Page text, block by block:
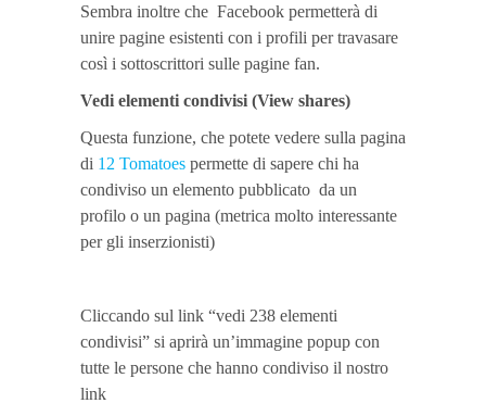
Sembra inoltre che Facebook permetterà di
unire pagine esistenti con i profili per travasare
così i sottoscrittori sulle pagine fan.
Vedi elementi condivisi (View shares)
Questa funzione, che potete vedere sulla pagina
di 12 Tomatoes permette di sapere chi ha
condiviso un elemento pubblicato da un
profilo o un pagina (metrica molto interessante
per gli inserzionisti)
Cliccando sul link “vedi 238 elementi
condivisi” si aprirà un’immagine popup con
tutte le persone che hanno condiviso il nostro
link